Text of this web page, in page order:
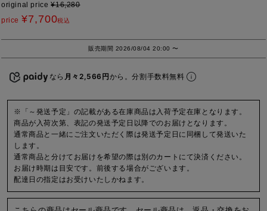
original price ¥16,280
price ¥7,700税込
販売期間 2026/08/04 20:00〜
なら 月々2,566円から。分割手数料無料
※「～発送予定」の記載がある在庫商品は入荷予定在庫となります。
商品が入荷次第、表記の発送予定日以降でのお届けとなります。
通常商品と一緒にご注文いただく際は発送予定日に同梱して発送いた
します。
通常商品と分けてお届けを希望の際は別のカートにて決済ください。
お届け時期は目安です。前後する場合がございます。
配達日の指定はお受けいたしかねます。